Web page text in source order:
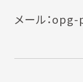
メール：